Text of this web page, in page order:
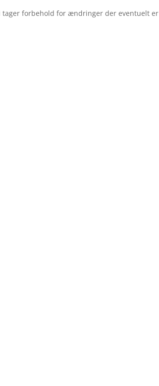
tager forbehold for ændringer der eventuelt er